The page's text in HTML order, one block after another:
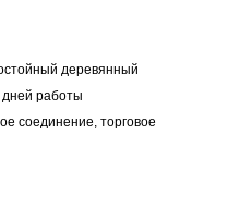
деревянный
работы
соединение, торговое